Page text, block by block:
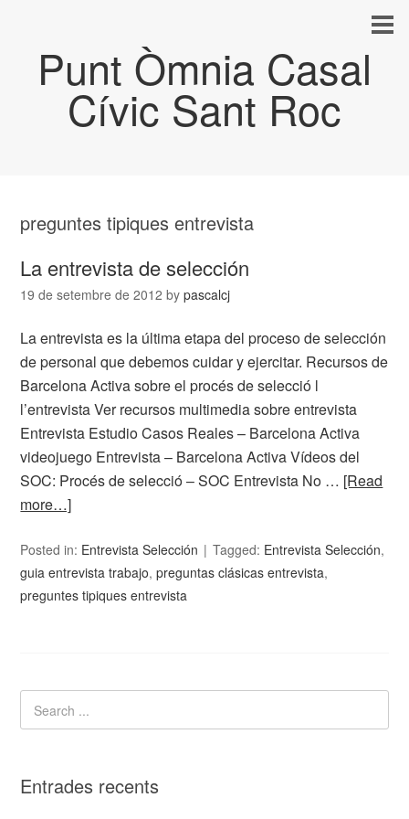
Punt Òmnia Casal
Cívic Sant Roc
preguntes tipiques entrevista
La entrevista de selección
19 de setembre de 2012 bypascalcj
La entrevista es la última etapa del proceso de selección
de personal que debemos cuidar y ejercitar. Recursos de
Barcelona Activa sobre el procés de selecció l
l’entrevista Ver recursos multimedia sobre entrevista
Entrevista Estudio Casos Reales – Barcelona Activa
videojuego Entrevista – Barcelona Activa Vídeos del
SOC: Procés de selecció – SOC Entrevista No … [Read
more…]
Posted in: Entrevista Selección Tagged: Entrevista Selección,
guia entrevista trabajo,preguntas clásicas entrevista,
preguntes tipiques entrevista
Entrades recents